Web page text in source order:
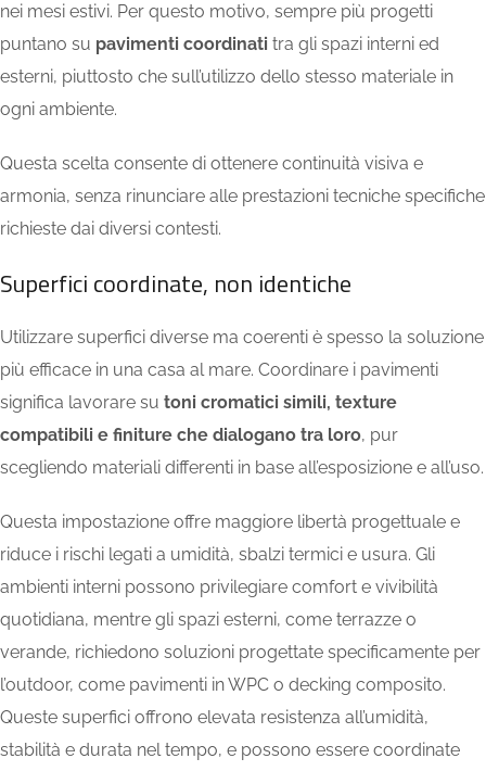
nei mesi estivi. Per questo motivo, sempre più progetti
puntano su pavimenti coordinati tra gli spazi interni ed
esterni, piuttosto che sull’utilizzo dello stesso materiale in
ogni ambiente.
Questa scelta consente di ottenere continuità visiva e
armonia, senza rinunciare alle prestazioni tecniche specifiche
richieste dai diversi contesti.
Superfici coordinate, non identiche
Utilizzare superfici diverse ma coerenti è spesso la soluzione
più efficace in una casa al mare. Coordinare i pavimenti
significa lavorare su toni cromatici simili, texture
compatibili e finiture che dialogano tra loro, pur
scegliendo materiali differenti in base all’esposizione e all’uso.
Questa impostazione offre maggiore libertà progettuale e
riduce i rischi legati a umidità, sbalzi termici e usura. Gli
ambienti interni possono privilegiare comfort e vivibilità
quotidiana, mentre gli spazi esterni, come terrazze o
verande, richiedono soluzioni progettate specificamente per
l’outdoor, come pavimenti in WPC o decking composito.
Queste superfici offrono elevata resistenza all’umidità,
stabilità e durata nel tempo, e possono essere coordinate